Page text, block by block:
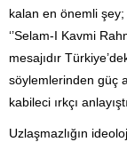
kalan en önemli şey;
‘’Selam-I Kavmi
mesajıdır
söylemlerinden güç
kabileci ırkçı
Uzlaşmazlığın